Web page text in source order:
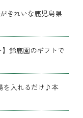
きれいな鹿児島県
鈴鹿園のギフトで
を入れるだけ♪本